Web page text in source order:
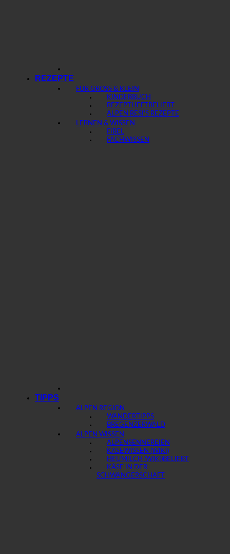
REZEPTE
FÜR GROSS & KLEIN
KINDERBUCH
REZEPTHEFT
ALPEN RESI’S REZEPTE
LERNEN & WISSEN
FIBEL
FACHWISSEN
TIPPS
ALPEN REGION
WANDERTIPPS
BREGENZERWALD
ALPEN WISSEN
ALPENSENNEREIEN
KÄSEWISSEN (WIKI)
HEUMILCH (WIKI)
KÄSE IN DER
SCHWANGERSCHAFT